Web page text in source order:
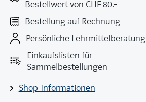
Bestellwert von CHF 80.–
Bestellung auf Rechnung
Persönliche Lehrmittelberatung
Einkaufslisten für
Sammelbestellungen
Shop-Informationen